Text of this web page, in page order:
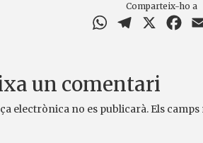
Comparteix-ho a
WhatsAppTelegram
un comentari
electrònica no es publicarà. Els